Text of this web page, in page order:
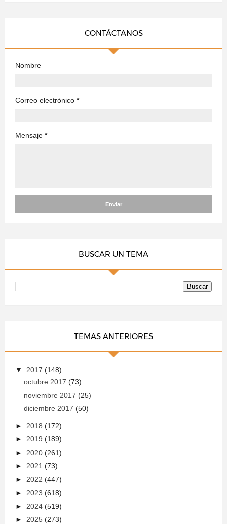
CONTÁCTANOS
Nombre
Correo electrónico *
Mensaje *
BUSCAR UN TEMA
TEMAS ANTERIORES
▼ 2017 (148)
octubre 2017 (73)
noviembre 2017 (25)
diciembre 2017 (50)
► 2018 (172)
► 2019 (189)
► 2020 (261)
► 2021 (73)
► 2022 (447)
► 2023 (618)
► 2024 (519)
► 2025 (273)